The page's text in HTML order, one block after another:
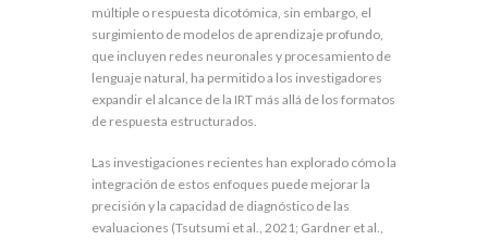
múltiple o respuesta dicotómica, sin embargo, el
surgimiento de modelos de aprendizaje profundo,
que incluyen redes neuronales y procesamiento de
lenguaje natural, ha permitido a los investigadores
expandir el alcance de la IRT más allá de los formatos
de respuesta estructurados.
Las investigaciones recientes han explorado cómo la
integración de estos enfoques puede mejorar la
precisión y la capacidad de diagnóstico de las
evaluaciones (Tsutsumi et al., 2021; Gardner et al.,